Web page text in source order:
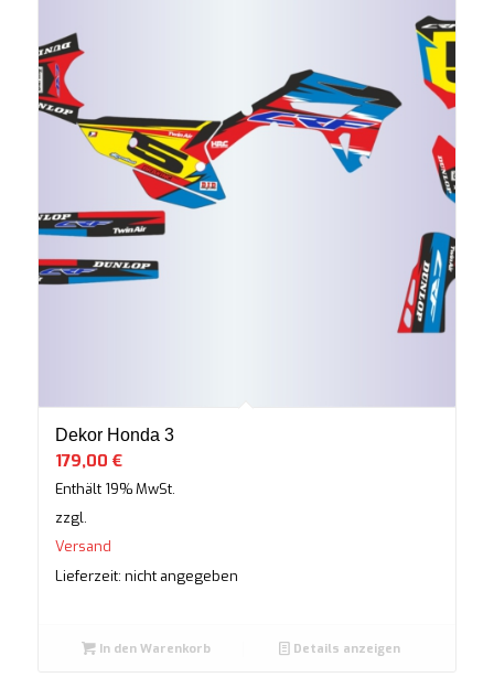
Dekor Honda 3
179,00 €
Enthält 19% MwSt.
zzgl.
Versand
Lieferzeit: nicht angegeben
In den Warenkorb Details anzeigen